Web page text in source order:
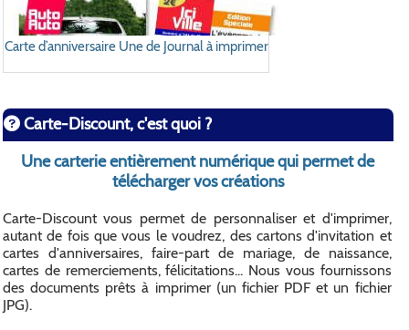
Carte d’anniversaire Une de Journal à imprimer
Carte-Discount, c'est quoi ?
Une carterie entièrement numérique qui permet de
télécharger vos créations
Carte-Discount vous permet de personnaliser et d'imprimer,
autant de fois que vous le voudrez, des cartons d'invitation et
cartes d'anniversaires, faire-part de mariage, de naissance,
cartes de remerciements, félicitations... Nous vous fournissons
des documents prêts à imprimer (un fichier PDF et un fichier
JPG).